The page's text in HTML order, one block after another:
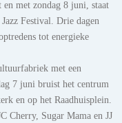
met zondag 8 juni, staat
Festival. Drie dagen
tot energieke
met een
7 juni bruist het centrum
en op het Raadhuisplein.
Cherry, Sugar Mama en JJ